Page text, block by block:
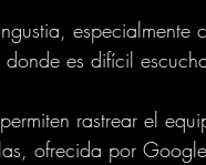
especialmente
es difícil
rastrear el
ofrecida por